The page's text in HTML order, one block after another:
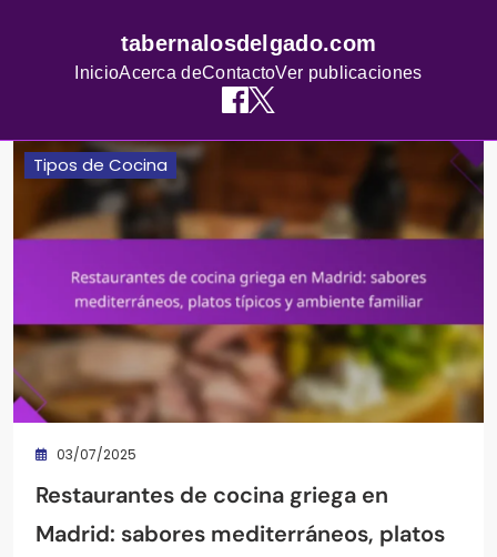
tabernalosdelgado.com
InicioAcerca deContactoVer publicaciones
Skip
Tipos de Cocina
03/07/2025
Restaurantes de cocina griega en
Madrid: sabores mediterráneos, platos